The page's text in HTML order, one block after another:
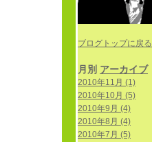
ブログトップに戻る
月別 アーカイブ
2010年11月 (1)
2010年10月 (5)
2010年9月 (4)
2010年8月 (4)
2010年7月 (5)